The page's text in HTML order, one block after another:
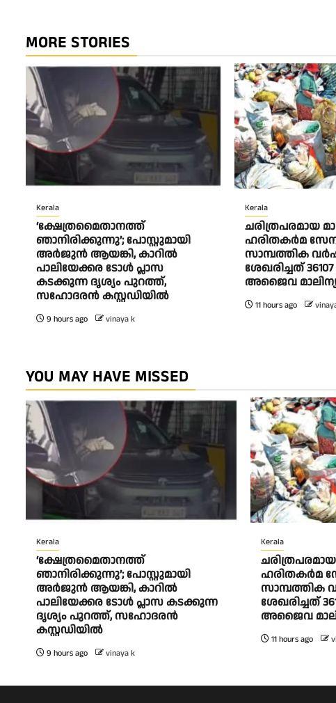
MORE STORIES
Kerala
‘ക്ഷേത്രമൈതാനത്ത്
ഞാനിരിക്കുന്നു’; പോസ്റ്റുമായി
അർജുൻ ആയങ്കി, കാറിൽ
പാലിയേക്കര ടോൾ പ്ലാസ
കടക്കുന്ന ദൃശ്യം പുറത്ത്,
സഹോദരൻ കസ്റ്റഡിയിൽ
9 hours ago vinaya k
Kerala
ചരിത്രപരമായ
ഹരിതകര്‍മ
സാമ്പത്തിക
ശേഖരിച്ചത്
അജൈവ
11 hours ago
YOU MAY HAVE MISSED
Kerala
‘ക്ഷേത്രമൈതാനത്ത്
ഞാനിരിക്കുന്നു’; പോസ്റ്റുമായി
അർജുൻ ആയങ്കി, കാറിൽ
പാലിയേക്കര ടോൾ പ്ലാസ കടക്കുന്ന
ദൃശ്യം പുറത്ത്, സഹോദരൻ
കസ്റ്റഡിയിൽ
9 hours ago vinaya k
Kerala
ഹരിതകര്‍മ
സാമ്പത്തിക
ശേഖരിച്ചത്
അജൈവ
11 hours ago